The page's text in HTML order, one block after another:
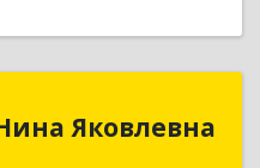
Яковлевна